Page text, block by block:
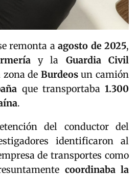
remonta aagosto de 2025,
y la Guardia Civil
de Burdeosun camión
que transportaba1.300
.
del conductor del
identificaron al
de transportes como
coordinaba la